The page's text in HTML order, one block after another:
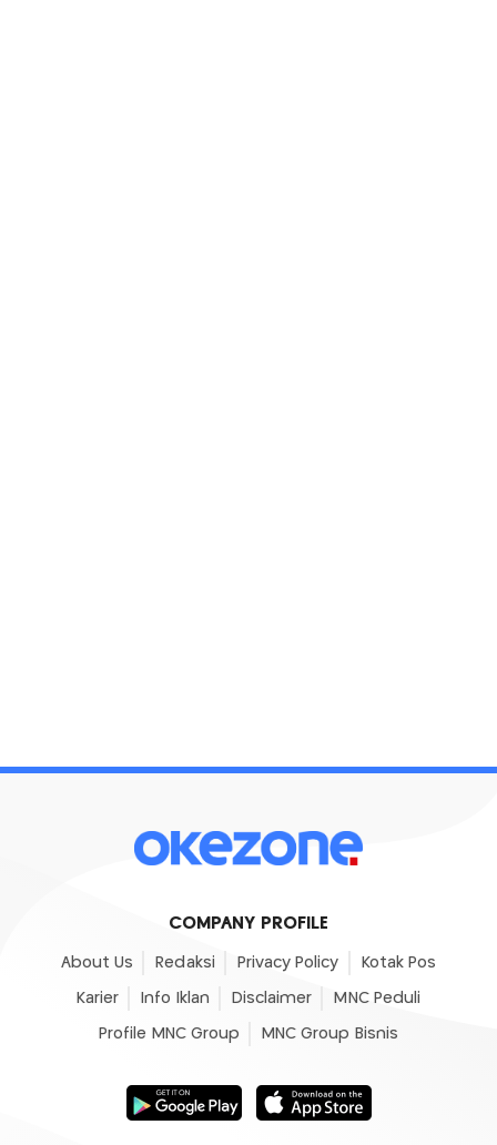
COMPANY PROFILE
About Us Redaksi Privacy Policy Kotak Pos
Karier Info Iklan Disclaimer MNC Peduli
Profile MNC Group MNC Group Bisnis